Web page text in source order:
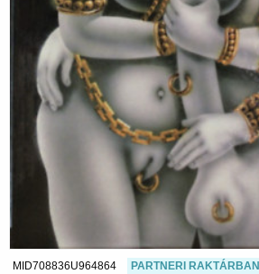
MID708836U964864 PARTNERI RAKTÁRBAN